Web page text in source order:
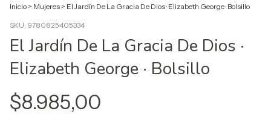
Inicio > Mujeres > El Jardín De La Gracia De Dios · Elizabeth George · Bolsillo
SKU: 9780825405334
El Jardín De La Gracia De Dios ·
Elizabeth George · Bolsillo
$8.985,00